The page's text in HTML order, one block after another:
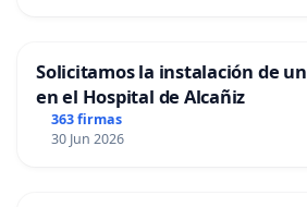
Solicitamos la instalación de
en el Hospital de Alcañiz
363 firmas
30 Jun 2026